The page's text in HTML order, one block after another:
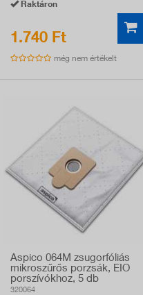
Raktáron
1.740 Ft
még nem értékelt
Aspico 064M zsugorfóliás
mikroszűrős porzsák, EIO
porszívókhoz, 5 db
320064